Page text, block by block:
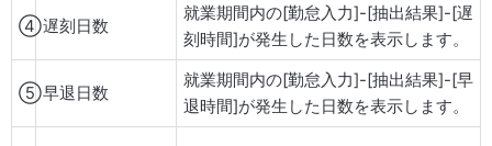
④遅刻日数
就業期間内の[勤怠入力]-[抽出結果]-[遅
刻時間]が発生した日数を表示します。
⑤早退日数
就業期間内の[勤怠入力]-[抽出結果]-[早
退時間]が発生した日数を表示します。